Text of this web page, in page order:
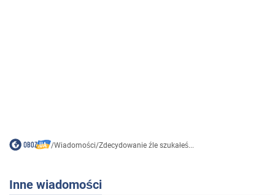
/Wiadomości/Zdecydowanie źle szukałeś...
Inne wiadomości